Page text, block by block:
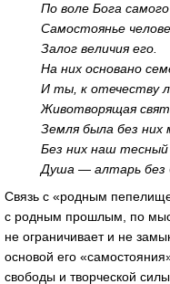
По воле Бога самого
Самостоянье
Залог величия его.
На них основано
И ты, к отечеству
Животворящая
Земля была без них
Без них наш
Душа — алтарь без
Связь с «родным
с родным прошлым, по
не ограничивает и не
основой его
свободы и творческой